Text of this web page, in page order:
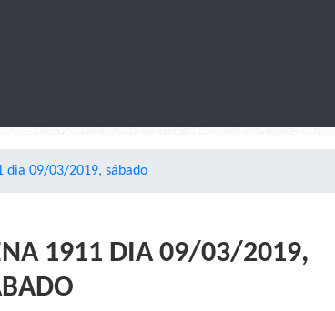
dia 09/03/2019, sábado
1911 DIA 09/03/2019,